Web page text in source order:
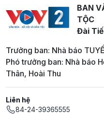
BAN
TỘC
Đài
Trưởng ban: Nhà báo
Phó trưởng ban: Nhà báo
Thân, Hoài Thu
Liên hệ
84-24-39365555